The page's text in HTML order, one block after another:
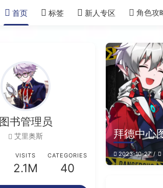
首页 标签 新人专区 角色攻
拜德中心
2023-10-27
图书管理员
艾里奥斯
VISITS
2.1M
CATEGORIES
40